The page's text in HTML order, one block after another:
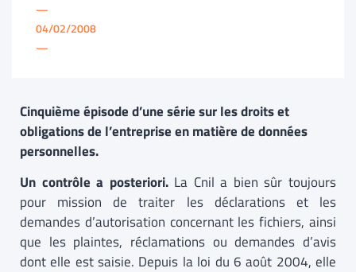
—
04/02/2008
—
Cinquième épisode d’une série sur les droits et
obligations de l’entreprise en matière de données
personnelles.
Un contrôle a posteriori. La Cnil a bien sûr toujours
pour mission de traiter les déclarations et les
demandes d’autorisation concernant les fichiers, ainsi
que les plaintes, réclamations ou demandes d’avis
dont elle est saisie. Depuis la loi du 6 août 2004, elle